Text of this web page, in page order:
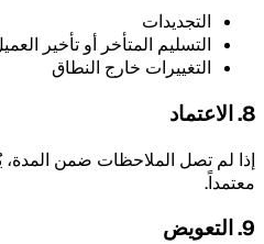
التجديدات
التسليم المتأخر أو تأخير
التغييرات خارج النطاق
8. الاعتماد
معتمداً.
9. التعويض